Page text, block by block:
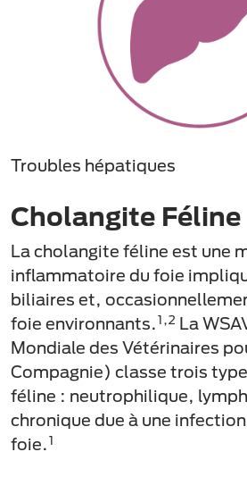
Troubles hépatiques
Cholangite Féline
La cholangite féline est une
inflammatoire du foie
biliaires et,
foie environnants.1,2 La
Mondiale des Vétérinaires
Compagnie) classe trois
féline : neutrophilique,
chronique due à une
foie.1